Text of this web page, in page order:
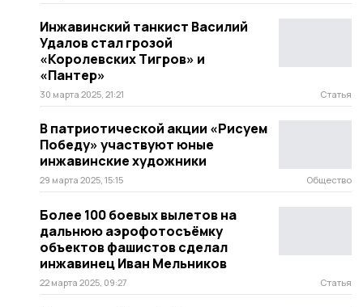
Инжавинский танкист Василий
Удалов стал грозой
«Королевских Тигров» и
«Пантер»
30 марта 2025, 21:21 Статья
В патриотической акции «Рисуем
Победу» участвуют юные
инжавинские художники
29 марта 2025, 15:15 Общество
Более 100 боевых вылетов на
дальнюю аэрофотосъёмку
объектов фашистов сделал
инжавинец Иван Мельников
22 марта 2025, 09:27 Статья